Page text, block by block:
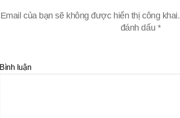
Email của bạn sẽ không được hiển thị công khai.
đánh dấu *
Bình luận